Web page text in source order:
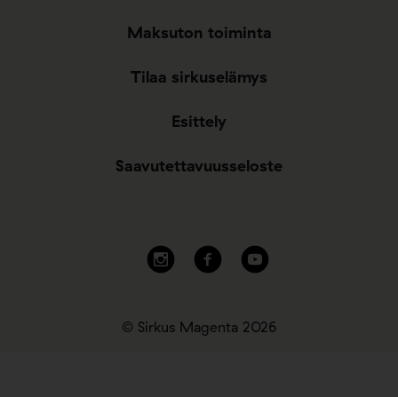
Maksuton toiminta
Tilaa sirkuselämys
Esittely
Saavutettavuusseloste
© Sirkus Magenta 2026